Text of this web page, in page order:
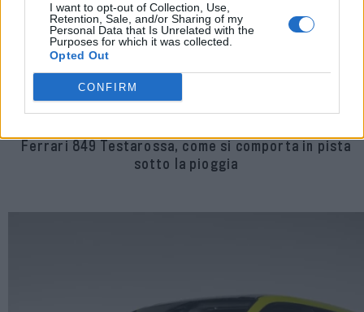
I want to opt-out of Collection, Use,
Retention, Sale, and/or Sharing of my
Personal Data that Is Unrelated with the
Purposes for which it was collected.
Opted Out
CONFIRM
Ferrari 849 Testarossa, come si comporta in pista
sotto la pioggia